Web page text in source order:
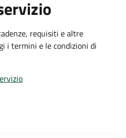
requisiti e altre
i termini e le condizioni di